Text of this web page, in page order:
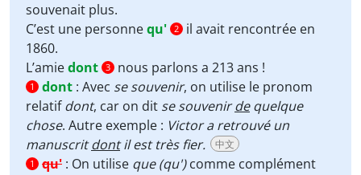
souvenait plus.
C’est une personnequ' 2
il avait rencontrée en
1860.
L’amiedont 3 nous parlons a 213 ans !
1 dont : Avec se souvenir, on utilise le pronom
relatifdont, car on dit se souvenirdequelque
chose. Autre exemple : Victor a retrouvé un
manuscritdontil est très fier. 中文
1 qu' : On utilise que (qu')comme complément